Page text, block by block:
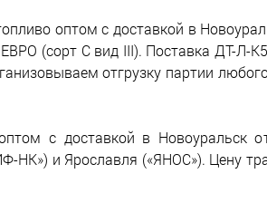
оптом с доставкой в
(сорт С вид III). Поставка ДТ-Л-
отгрузку партии
с доставкой в Новоуральск
НК») и Ярославля («ЯНОС»). Цену